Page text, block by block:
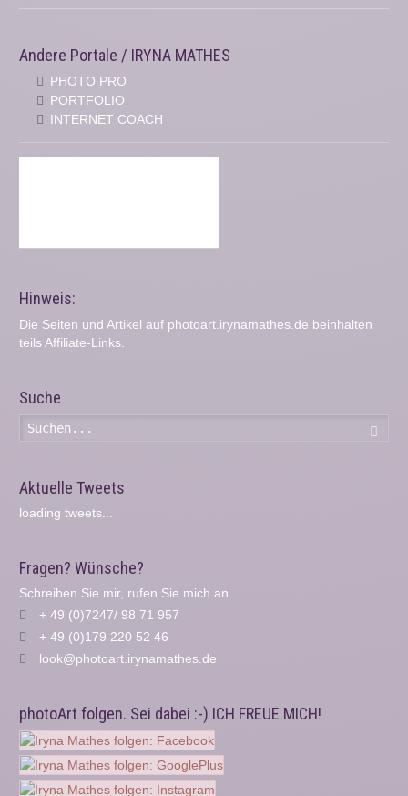
Andere Portale / IRYNA MATHES
PHOTO PRO
PORTFOLIO
INTERNET COACH
Hinweis:
Die Seiten und Artikel auf photoart.irynamathes.de beinhalten
teils Affiliate-Links.
Suche
Aktuelle Tweets
loading tweets...
Fragen? Wünsche?
Schreiben Sie mir, rufen Sie mich an...
+ 49 (0)7247/ 98 71 957
+ 49 (0)179 220 52 46
look@photoart.irynamathes.de
photoArt folgen. Sei dabei :-) ICH FREUE MICH!